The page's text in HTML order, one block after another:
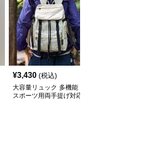
¥3,430 (税込)
大容量リュック 多機能
スポーツ用両手提げ対応